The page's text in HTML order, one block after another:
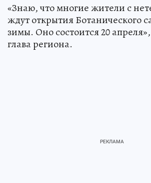
«Знаю, что многие жители с
ждут открытия Ботанического
зимы. Оно состоится 20
глава региона.